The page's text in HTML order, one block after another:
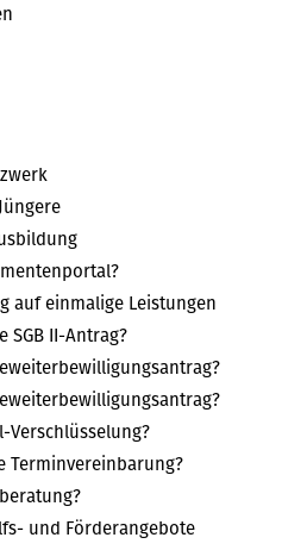
auf einmalige Leistungen
II-Antrag?
Terminvereinbarung?
und Förderangebote